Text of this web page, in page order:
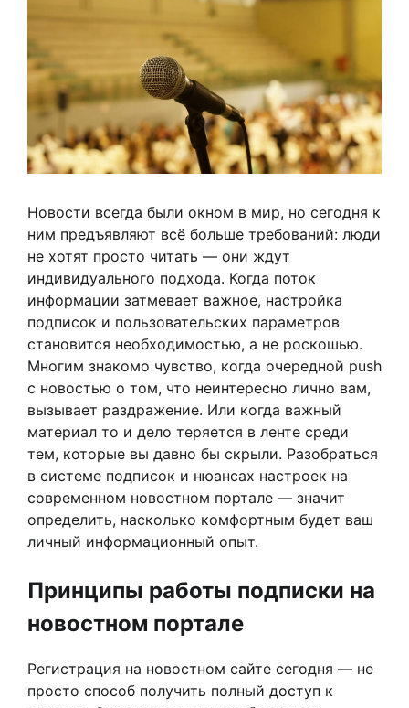
Новости всегда были окном в мир, но сегодня к
ним предъявляют всё больше требований: люди
не хотят просто читать — они ждут
индивидуального подхода. Когда поток
информации затмевает важное, настройка
подписок и пользовательских параметров
становится необходимостью, а не роскошью.
Многим знакомо чувство, когда очередной push
с новостью о том, что неинтересно лично вам,
вызывает раздражение. Или когда важный
материал то и дело теряется в ленте среди
тем, которые вы давно бы скрыли. Разобраться
в системе подписок и нюансах настроек на
современном новостном портале — значит
определить, насколько комфортным будет ваш
личный информационный опыт.
Принципы работы подписки на
новостном портале
Регистрация на новостном сайте сегодня — не
просто способ получить полный доступ к